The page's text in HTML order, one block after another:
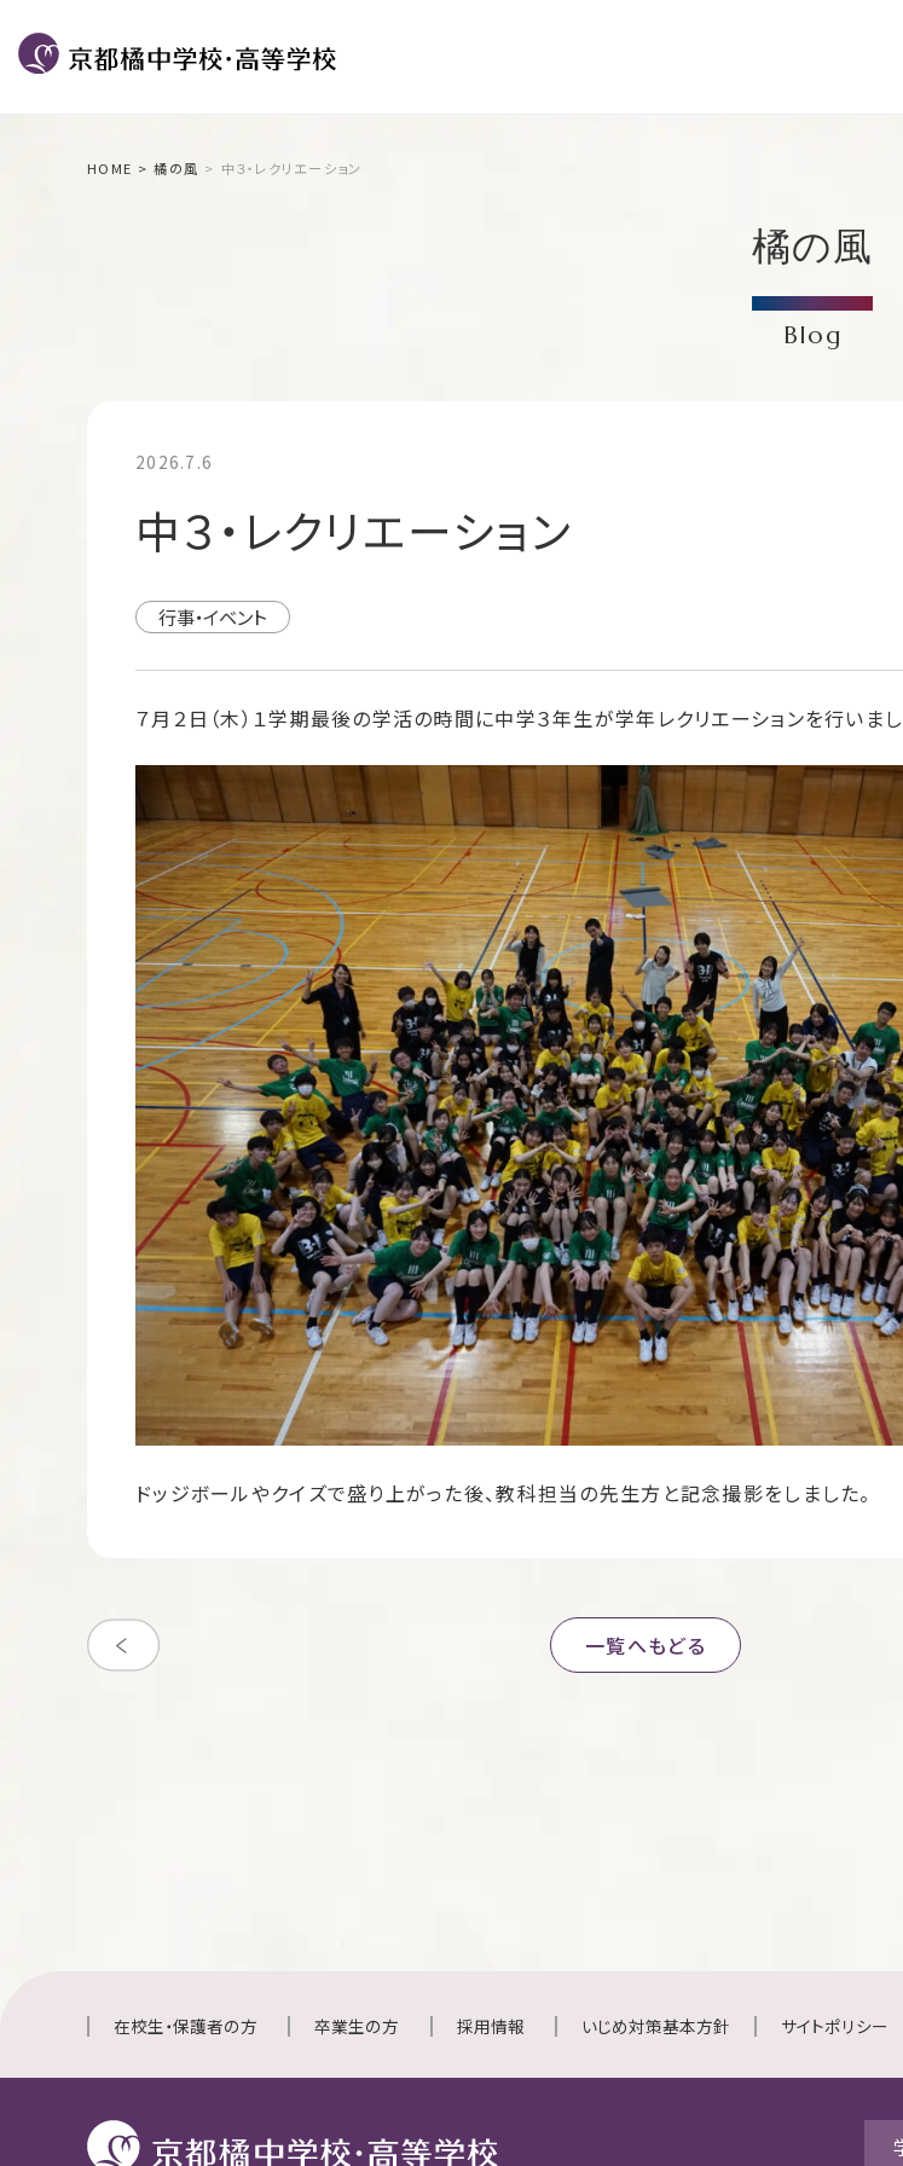
HOME 橘の風 中３・レクリエーション
橘の風
Blog
2026.7.6
中３・レクリエーション
行事・イベント
７月２日（木）１学期最後の学活の時間に中学３年生が学年レクリエーションを行いまし
ドッジボールやクイズで盛り上がった後、教科担当の先生方と記念撮影をしました。
一覧へもどる
在校生・保護者の方 卒業生の方 採用情報 いじめ対策基本方針 サイトポリシー